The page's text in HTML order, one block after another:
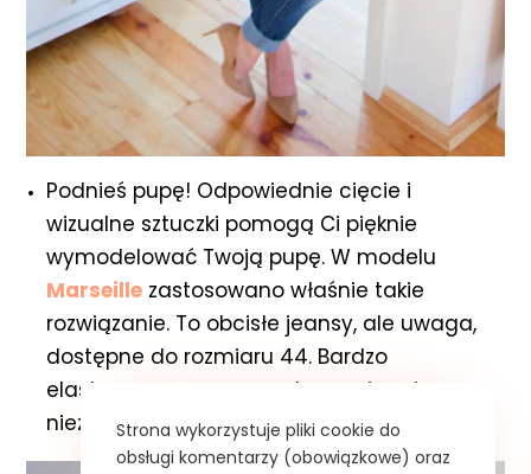
Podnieś pupę! Odpowiednie cięcie i
wizualne sztuczki pomogą Ci pięknie
wymodelować Twoją pupę. W modelu
Marseille zastosowano właśnie takie
rozwiązanie. To obcisłe jeansy, ale uwaga,
dostępne do rozmiaru 44. Bardzo
elastyczne, super wygodne, no i mają
niezawodny system push-up.
Strona wykorzystuje pliki cookie do
obsługi komentarzy (obowiązkowe) oraz